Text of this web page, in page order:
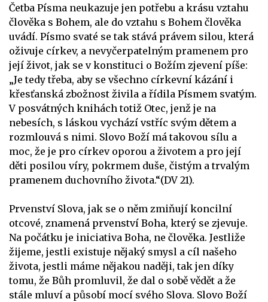
Četba Písma neukazuje jen potřebu a krásu vztahu
člověka s Bohem, ale do vztahu s Bohem člověka
uvádí. Písmo svaté se tak stává právem silou, která
oživuje církev, a nevyčerpatelným pramenem pro
její život, jak se v konstituci o Božím zjevení píše:
„Je tedy třeba, aby se všechno církevní kázání i
křesťanská zbožnost živila a řídila Písmem svatým.
V posvátných knihách totiž Otec, jenž je na
nebesích, s láskou vychází vstříc svým dětem a
rozmlouvá s nimi. Slovo Boží má takovou sílu a
moc, že je pro církev oporou a životem a pro její
děti posilou víry, pokrmem duše, čistým a trvalým
pramenem duchovního života.“(DV 21).
Prvenství Slova, jak se o něm zmiňují koncilní
otcové, znamená prvenství Boha, který se zjevuje.
Na počátku je iniciativa Boha, ne člověka. Jestliže
žijeme, jestli existuje nějaký smysl a cíl našeho
života, jestli máme nějakou naději, tak jen díky
tomu, že Bůh promluvil, že dal o sobě vědět a že
stále mluví a působí mocí svého Slova. Slovo Boží